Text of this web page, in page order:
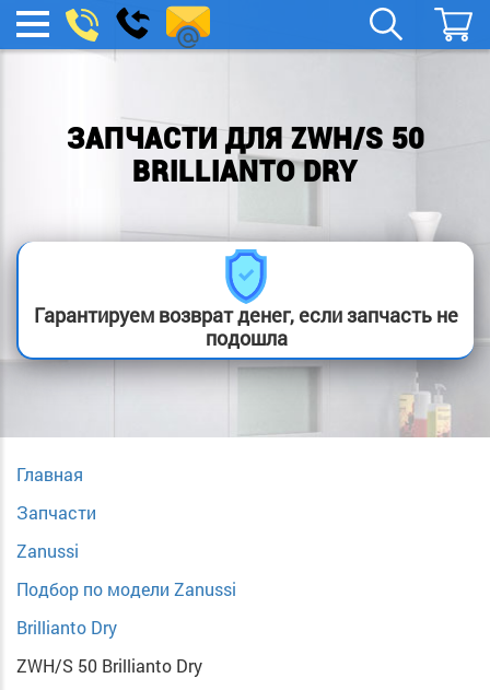
МЕНЮ
boylera@yandex.ru
Заказать
звонок
ЗАПЧАСТИ ДЛЯ ZWH/S 50
BRILLIANTO DRY
Гарантируем возврат денег, если запчасть не
подошла
Главная
Запчасти
Zanussi
Подбор по модели Zanussi
Brillianto Dry
ZWH/S 50 Brillianto Dry